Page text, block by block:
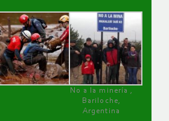
No a la minería ,
Bariloche,
Argentina